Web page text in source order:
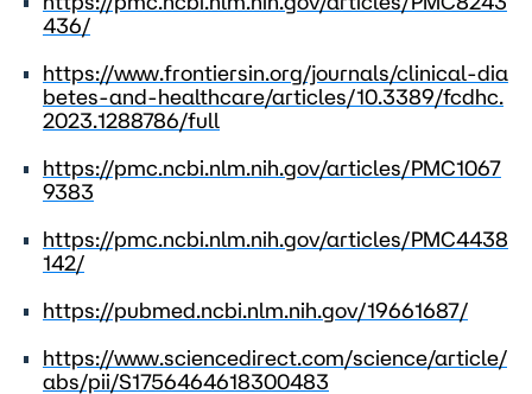
436/
https://www.frontiersin.org/journals/clinical-dia
betes-and-healthcare/articles/10.3389/fcdhc.
2023.1288786/full
https://pmc.ncbi.nlm.nih.gov/articles/PMC1067
9383
https://pmc.ncbi.nlm.nih.gov/articles/PMC4438
142/
https://pubmed.ncbi.nlm.nih.gov/19661687/
https://www.sciencedirect.com/science/article/
abs/pii/S1756464618300483